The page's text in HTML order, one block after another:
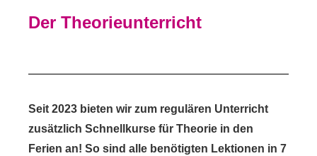
Der Theorieunterricht
Seit 2023 bieten wir zum regulären Unterricht
zusätzlich Schnellkurse für Theorie in den
Ferien an! So sind alle benötigten Lektionen in 7